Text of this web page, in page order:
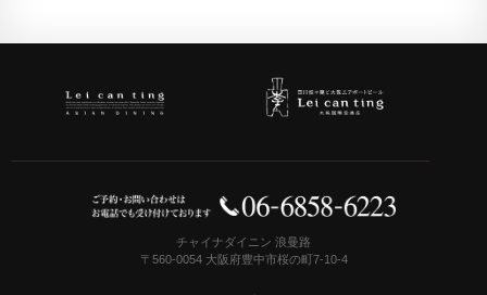
チャイナダイニン 浪曼路
〒560-0054 大阪府豊中市桜の町7-10-4